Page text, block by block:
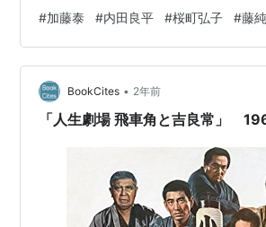
渋谷ホームページより引用） 監督：加
平/桜町弘子/曽我廼家明蝶/河原崎長一
車夫遊侠伝 喧嘩辰 内田良平 Amazon
たケンカっ早いというか暴れものという
ザのシマなんぞ関係ねえとばかりに喧
#加藤泰 #内田良平 #桜町弘子 #藤
BookCites • 2年前
「人生劇場 飛車角と吉良常」